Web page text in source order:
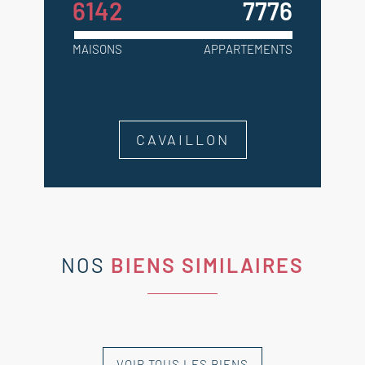
6142 7776
MAISONS APPARTEMENTS
CAVAILLON
NOS BIENS SIMILAIRES